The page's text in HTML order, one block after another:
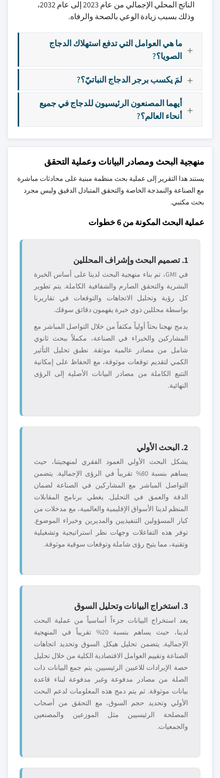
الناتج المحلي الإجمالي من عام 2023 إلى عام 2032،
وذلك بسبب زيادة الوعي بالصحة والرفاه.
ما هي العوامل التي تدفع استهلاك الدجاج
الصويا؟?
لمَ يكسب برجر الدجاج النباتيّ؟?
أيهما المصنعون الرئيسيون للدجاج في جميع
أنحاء العالم؟?
منهجية البحث ومصادر البيانات وعملية التحقق
يستند هذا التقرير إلى عملية بحث منظمة مبنية على محادثات مباشرة
مع الصناعة والنمذجة الخاصة والتحقق المتبادل الدقيق وليس مجرد
بحث مكتبي.
عملية البحث المكونة من 6 خطوات
1. تصميم البحث وإشراف المحللين
في GMI، تم بناء منهجية البحث لدينا على أساس الخبرة
البشرية والتحقق الصارم والشفافية الكاملة. يتم تطوير
كل رؤية وتحليل الاتجاهات والتوقعات في تقاريرنا
بواسطة محللين ذوي خبرة يفهمون دقائق سوقك.
يدمج نهجنا بحثاً أولياً مكثفاً من خلال التواصل المباشر مع
المشاركين والخبراء في الصناعة، مكملاً ببحث ثانوي
شامل من مصادر عالمية موثقة. نطبق تحليل التأثير
الكمي لتقديم توقعات موثوقة، مع الحفاظ على إمكانية
التتبع الكاملة من مصادر البيانات الأصلية إلى الرؤى
النهائية.
2. البحث الأولي
يشكل البحث الأولي العمود الفقري لمنهجيتنا، حيث
يساهم بنسبة 80% تقريباً في الرؤى الإجمالية. يتضمن
التواصل المباشر مع المشاركين في الصناعة لضمان
الدقة والعمق في التحليل. يغطي برنامج المقابلات
المنظم لدينا الأسواق الإقليمية والعالمية، مع مدخلات من
كبار المسؤولين التنفيذيين والمديرين وخبراء الموضوع.
توفر هذه التفاعلات وجهات نظر استراتيجية وتشغيلية
وتقنية، مما يتيح رؤى شاملة وتوقعات سوقية موثوقة.
3. استخراج البيانات وتحليل السوق
يعد استخراج البيانات جزءاً أساسياً من عملية البحث
لدينا، حيث يساهم بنسبة 20% تقريباً في المنهجية
الإجمالية. يتضمن تحليل هيكل السوق وتحديد اتجاهات
الصناعة وتقييم العوامل الاقتصادية الكلية من خلال تحليل
حصة الإيرادات للاعبين الرئيسيين. يتم جمع البيانات ذات
الصلة من مصادر مدفوعة وغير مدفوعة لبناء قاعدة
بيانات موثوقة. ثم يتم دمج هذه المعلومات لدعم البحث
الأولي وتحديد حجم السوق، مع التحقق من أصحاب
المصلحة الرئيسيين مثل الموزعين والمصنعين
والجمعيات.